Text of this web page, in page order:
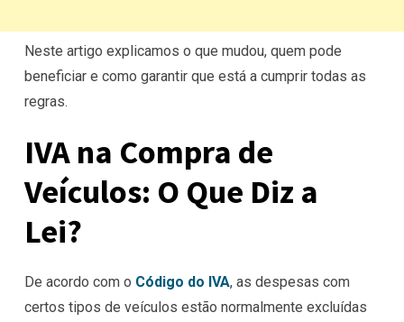
Neste artigo explicamos o que mudou, quem pode
beneficiar e como garantir que está a cumprir todas as
regras.
IVA na Compra de
Veículos: O Que Diz a
Lei?
De acordo com o Código do IVA, as despesas com
certos tipos de veículos estão normalmente excluídas